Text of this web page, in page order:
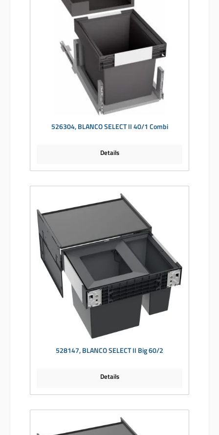
526304, BLANCO SELECT II 40/1 Combi
Details
528147, BLANCO SELECT II Big 60/2
Details